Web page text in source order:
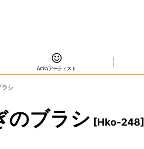
Artist/アーティスト
シ
のブラシ [Hko-248]